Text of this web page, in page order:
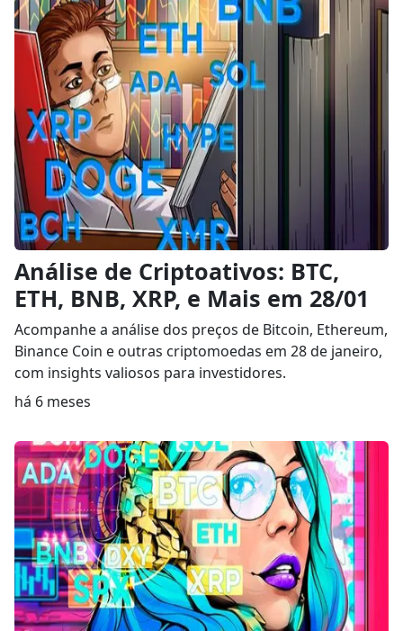
Análise de Criptoativos: BTC,
ETH, BNB, XRP, e Mais em 28/01
Acompanhe a análise dos preços de Bitcoin, Ethereum,
Binance Coin e outras criptomoedas em 28 de janeiro,
com insights valiosos para investidores.
há 6 meses